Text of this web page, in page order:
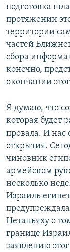
подготовка
протяжении
территории
частей
сбора
конечно,
окончании
Я думаю, что
которая будет
провала. И
открытия.
чиновник
армейском
несколько
Израиль
Нетаньяху о
границе
заявлению